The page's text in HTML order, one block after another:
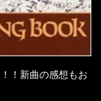
！新曲の感想もお